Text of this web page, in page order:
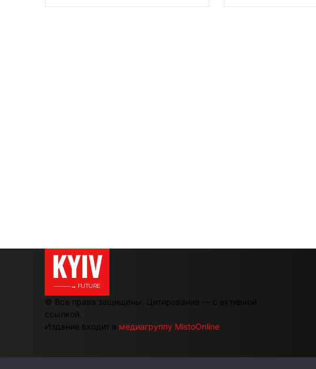
KYIV
———→ FUTURE
© Все права защищены. Цитирование — с активной
ссылкой.
Издание входит в медиагруппу MistoOnline